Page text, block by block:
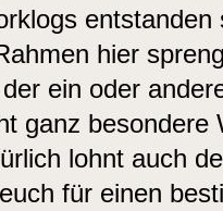
entstanden
hier
ein oder
ganz besondere
lohnt auch
für einen